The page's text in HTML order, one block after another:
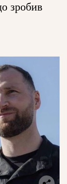
зробив